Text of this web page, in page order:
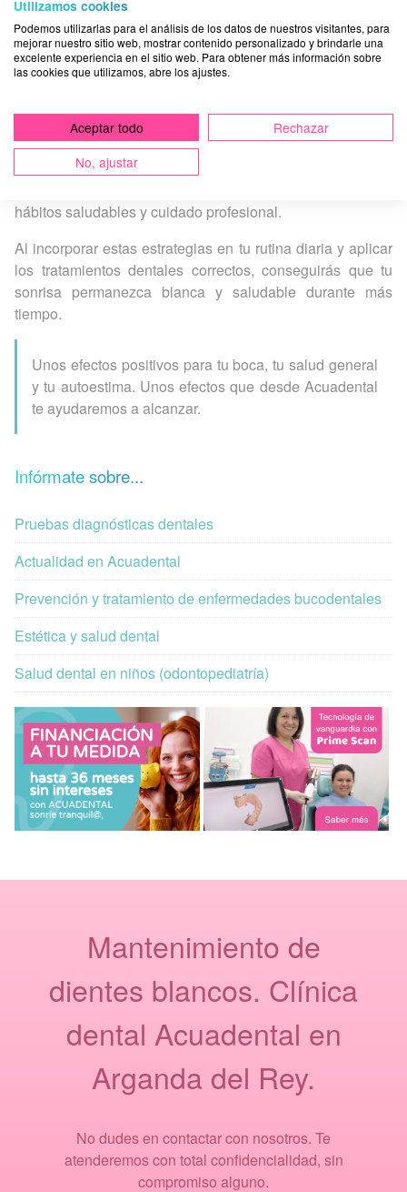
Mito 3: los tratamientos caseros son tan efectivos como los
profesionales
tratamientos profesionales ofrecen resultados más rápidos
y duraderos, así como una supervisión experta que tiene
en cuenta las necesidades bucales de cada persona.
hábitos saludables y cuidado profesional.
Al incorporar estas estrategias en tu rutina diaria y aplicar
los tratamientos dentales correctos, conseguirás que tu
sonrisa permanezca blanca y saludable durante más
tiempo.
Unos efectos positivos para tu boca, tu salud general
y tu autoestima. Unos efectos que desde Acuadental
te ayudaremos a alcanzar.
Infórmate sobre...
Pruebas diagnósticas dentales
Actualidad en Acuadental
Prevención y tratamiento de enfermedades bucodentales
Estética y salud dental
Salud dental en niños (odontopediatría)
Mantenimiento de
dientes blancos. Clínica
dental Acuadental en
Arganda del Rey.
No dudes en contactar con nosotros. Te
atenderemos con total confidencialidad, sin
compromiso alguno.
Utilizamos cookies
Podemos utilizarlas para el análisis de los datos de nuestros visitantes, para
mejorar nuestro sitio web, mostrar contenido personalizado y brindarle una
excelente experiencia en el sitio web. Para obtener más información sobre
las cookies que utilizamos, abre los ajustes.
Aceptar todo
Rechazar
No, ajustar